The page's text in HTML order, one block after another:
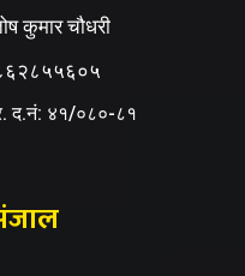
कुमार चौधरी
द.नं: ४१/०८०-८१